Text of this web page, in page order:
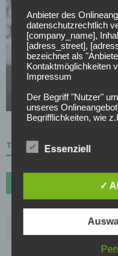
FC AUGSBURG
FC Augsburg holt
Bundesliga-
23.04.2026
TABELLE
Borussia Dortmund
Anbieter des
datenschutzrechtlich
[company_name],
[adress_street],
bezeichnet als
Kontaktmöglichkeiten
Impressum
Der Begriff "Nutzer"
unseres
Begrifflichkeiten, wie
2. Grundsätzliche
Geboten der
Datenvermeidung.
werden nur beim
Erlaubnis,
Erbringung unserer
vorgeschrieben sind
Essenziell
✓